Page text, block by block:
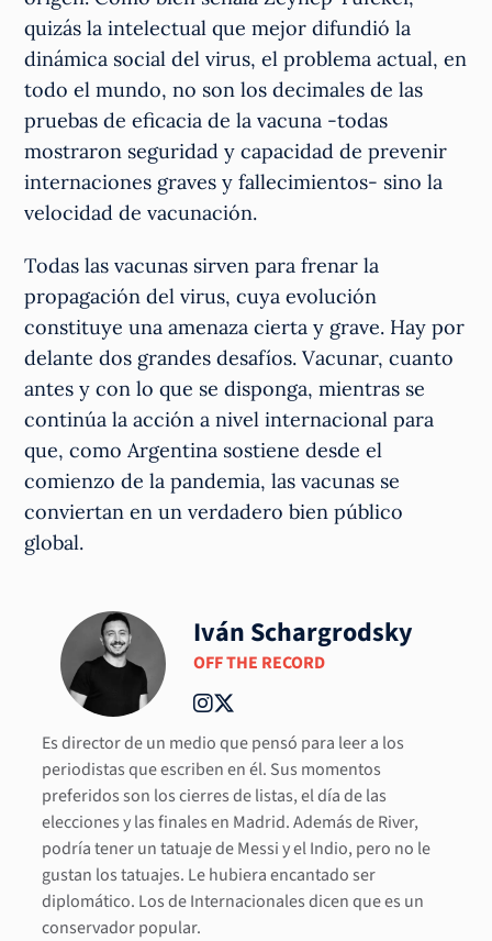
quizás la intelectual que mejor difundió la
dinámica social del virus, el problema actual, en
todo el mundo, no son los decimales de las
pruebas de eficacia de la vacuna -todas
mostraron seguridad y capacidad de prevenir
internaciones graves y fallecimientos- sino la
velocidad de vacunación.
Todas las vacunas sirven para frenar la
propagación del virus, cuya evolución
constituye una amenaza cierta y grave. Hay por
delante dos grandes desafíos. Vacunar, cuanto
antes y con lo que se disponga, mientras se
continúa la acción a nivel internacional para
que, como Argentina sostiene desde el
comienzo de la pandemia, las vacunas se
conviertan en un verdadero bien público
global.
Iván Schargrodsky
OFF THE RECORD
Es director de un medio que pensó para leer a los
periodistas que escriben en él. Sus momentos
preferidos son los cierres de listas, el día de las
elecciones y las finales en Madrid. Además de River,
podría tener un tatuaje de Messi y el Indio, pero no le
gustan los tatuajes. Le hubiera encantado ser
diplomático. Los de Internacionales dicen que es un
conservador popular.